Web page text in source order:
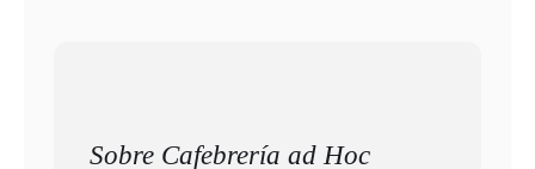
Sobre Cafebrería ad Hoc